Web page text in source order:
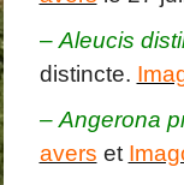
– Aleucis
distincte.
– Angerona
avers et